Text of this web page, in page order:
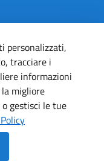
personalizzati,
tracciare i
informazioni
migliore
gestisci le tue